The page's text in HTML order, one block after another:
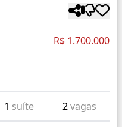
R$ 1.700.000
1 suíte 2vagas